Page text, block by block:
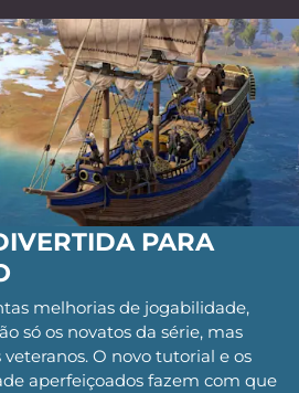
PARA
melhorias de jogabilidade,
só os novatos da série, mas
O novo tutorial e os
aperfeiçoados fazem com que